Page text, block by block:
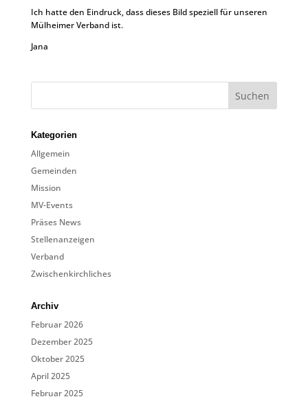
Ich hatte den Eindruck, dass dieses Bild speziell für unseren
Mülheimer Verband ist.
Jana
Kategorien
Allgemein
Gemeinden
Mission
MV-Events
Präses News
Stellenanzeigen
Verband
Zwischenkirchliches
Archiv
Februar 2026
Dezember 2025
Oktober 2025
April 2025
Februar 2025